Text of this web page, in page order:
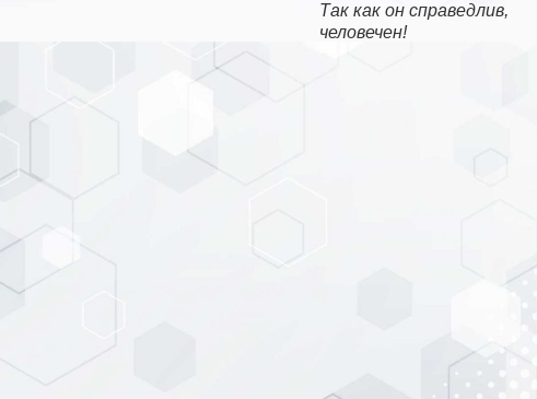
Так как он справедлив,
человечен!